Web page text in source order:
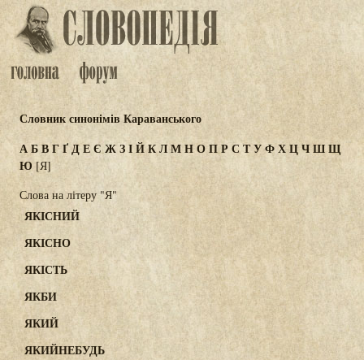
Словник синонімів Караванського
АБВГҐДЕЄ ЖЗІЙКЛМНОПР СТУФХЦЧШЩ
Ю [Я]
Слова на літеру "Я"
ЯКІСНИЙ
ЯКІСНО
ЯКІСТЬ
ЯКБИ
ЯКИЙ
ЯКИЙНЕБУДЬ